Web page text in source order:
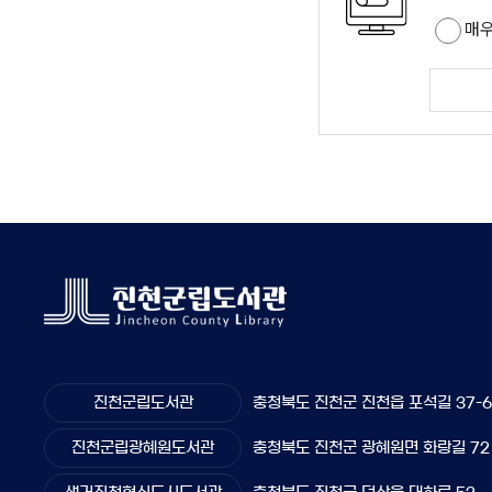
매
진천군립도서관 충청북도 진천군 진천읍 포석길 37-6
진천군립광혜원도서관 충청북도 진천군 광혜원면 화랑길 72